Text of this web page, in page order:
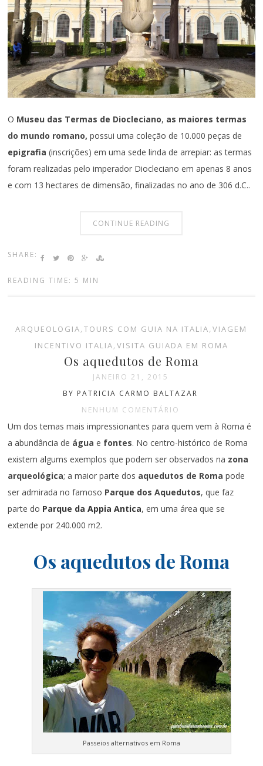
O Museu das Termas de Diocleciano, as maiores termas
do mundo romano, possui uma coleção de 10.000 peças de
epigrafia (inscrições) em uma sede linda de arrepiar: as termas
foram realizadas pelo imperador Diocleciano em apenas 8 anos
e com 13 hectares de dimensão, finalizadas no ano de 306 d.C..
CONTINUE READING
SHARE:
READING TIME: 5 MIN
ARQUEOLOGIA,TOURS COM GUIA NA ITALIA,VIAGEM
INCENTIVO ITALIA, VISITA GUIADA EM ROMA
Os aquedutos de Roma
JANEIRO 21, 2015
BY PATRICIA CARMO BALTAZAR
NENHUM COMENTÁRIO
Um dos temas mais impressionantes para quem vem à Roma é
a abundância de águae fontes. No centro-histórico de Roma
existem algums exemplos que podem ser observados na zona
arqueológica; a maior parte dos aquedutos de Romapode
ser admirada no famoso Parque dos Aquedutos, que faz
parte do Parque da Appia Antica, em uma área que se
extende por 240.000 m2.
Os aquedutos de Roma
Passeios alternativos em Roma